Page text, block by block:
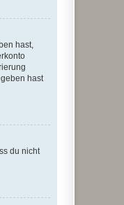
hast,
hast
du nicht